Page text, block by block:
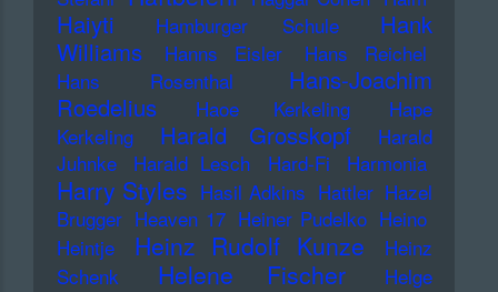
Haiyti Hamburger Schule
Hank
Williams
Hanns Eisler
Hans Reichel
Hans Rosenthal
Hans-Joachim
Roedelius
Haoe Kerkeling
Hape
Kerkeling
Harald Grosskopf
Harald
Juhnke
Harald Lesch Hard-Fi Harmonia
Harry Styles Hasil Adkins Hattler Hazel
Brugger Heaven 17 Heiner Pudelko Heino
Heintje
Heinz Rudolf Kunze
Heinz
Schenk
Helene Fischer
Helge